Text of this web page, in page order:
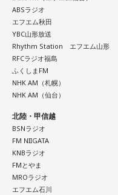
な日付です。
数字の「8」は、末広がり
まれており、開店日や記
れることもあります。
ただし、「8」が並ぶこ
はありません。
2026年8月8日は、こうし
の日」が重なることから
ある1日といえるでしょう。
■「寅の日」をきっかけ
物品を持ち去るケースや
求めるケースなど、過去
た。
被災地を支援したいとい
悪用する犯罪から身を守
が大切です。
番組では、災害時だから
だけでなく家族や周囲の
の被害を防いでほしいと
ABSラジオ
エフエム秋田
YBC山形放送
Rhythm Station エフエム山形
RFCラジオ福島
ふくしまFM
NHK AM（札幌）
NHK AM（仙台）
北陸・甲信越
BSNラジオ
FM NIIGATA
KNBラジオ
FMとやま
MROラジオ
エフエム石川